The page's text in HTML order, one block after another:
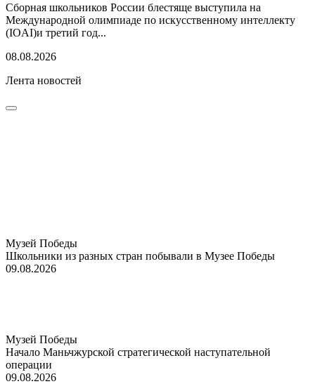
Сборная школьников России блестяще выступила на
Международной олимпиаде по искусственному интеллекту
(IOAI)и третий год...
08.08.2026
Лента новостей
Музей Победы
Школьники из разных стран побывали в Музее Победы
09.08.2026
Музей Победы
Начало Маньчжурской стратегической наступательной
операции
09.08.2026